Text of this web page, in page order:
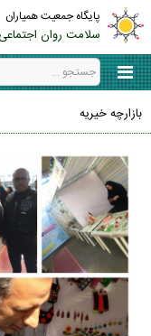
پایگاه جمعیت همیاران
سلامت روان
بازارچه خیریه